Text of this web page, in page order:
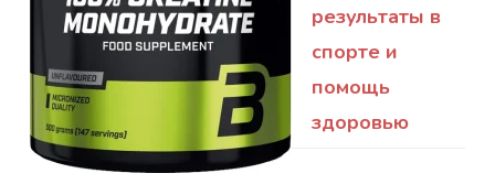
результаты в
спорте и
помощь
здоровью